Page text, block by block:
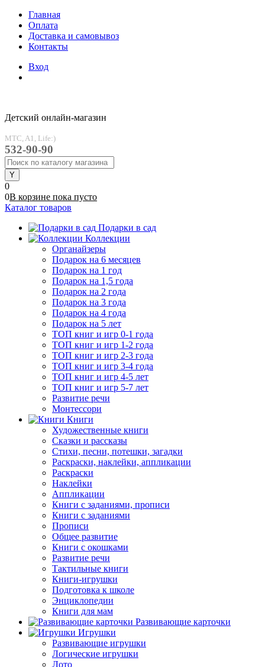
Главная
Оплата
Доставка и самовывоз
Контакты
Вход
Детский онлайн-магазин
MTC, A1, Life:)
532-90-90
0
0В корзине пока пусто
Каталог товаров
Подарки в сад
Коллекции
Органайзеры
Подарок на 6 месяцев
Подарок на 1 год
Подарок на 1,5 года
Подарок на 2 года
Подарок на 3 года
Подарок на 4 года
Подарок на 5 лет
ТОП книг и игр 0-1 года
ТОП книг и игр 1-2 года
ТОП книг и игр 2-3 года
ТОП книг и игр 3-4 года
ТОП книг и игр 4-5 лет
ТОП книг и игр 5-7 лет
Развитие речи
Монтессори
Книги
Художественные книги
Сказки и рассказы
Стихи, песни, потешки, загадки
Раскраски, наклейки, аппликации
Раскраски
Наклейки
Аппликации
Книги с заданиями, прописи
Книги с заданиями
Прописи
Общее развитие
Книги с окошками
Развитие речи
Тактильные книги
Книги-игрушки
Подготовка к школе
Энциклопедии
Книги для мам
Развивающие карточки
Игрушки
Развивающие игрушки
Логические игрушки
Лото